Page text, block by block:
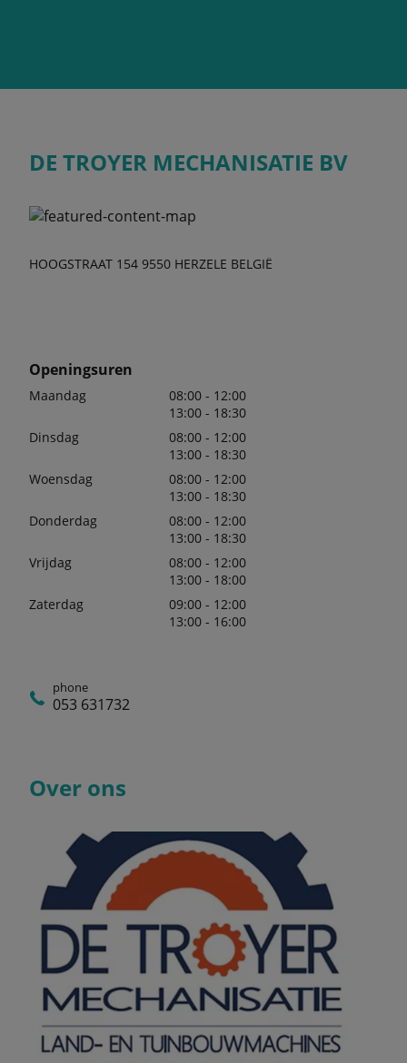
DE TROYER MECHANISATIE BV
HOOGSTRAAT 154 9550 HERZELE BELGIË
Openingsuren
Maandag
08:00 - 12:00
13:00 - 18:30
Dinsdag
08:00 - 12:00
13:00 - 18:30
Woensdag
08:00 - 12:00
13:00 - 18:30
Donderdag
08:00 - 12:00
13:00 - 18:30
Vrijdag
08:00 - 12:00
13:00 - 18:00
Zaterdag
09:00 - 12:00
13:00 - 16:00
phone
053 631732
Over ons